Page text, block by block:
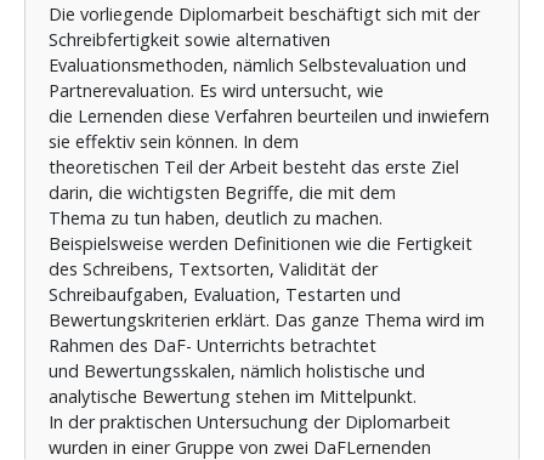
Die vorliegende Diplomarbeit beschäftigt sich mit der
Schreibfertigkeit sowie alternativen
Evaluationsmethoden, nämlich Selbstevaluation und
Partnerevaluation. Es wird untersucht, wie
die Lernenden diese Verfahren beurteilen und inwiefern
sie effektiv sein können. In dem
theoretischen Teil der Arbeit besteht das erste Ziel
darin, die wichtigsten Begriffe, die mit dem
Thema zu tun haben, deutlich zu machen.
Beispielsweise werden Definitionen wie die Fertigkeit
des Schreibens, Textsorten, Validität der
Schreibaufgaben, Evaluation, Testarten und
Bewertungskriterien erklärt. Das ganze Thema wird im
Rahmen des DaF- Unterrichts betrachtet
und Bewertungsskalen, nämlich holistische und
analytische Bewertung stehen im Mittelpunkt.
In der praktischen Untersuchung der Diplomarbeit
wurden in einer Gruppe von zwei DaFLernenden